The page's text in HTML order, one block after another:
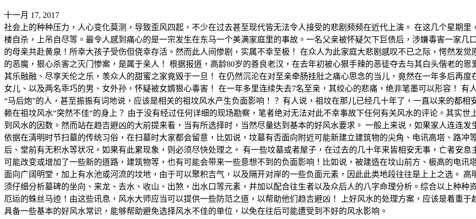
十一月 17, 2017
社会上的种种压力，人心变化莫测，导致歪风四起，不少在过去甚至现代皆无法令人接受的悲剧频频在近代上演。 在这几个星期
楼自杀，上吊自尽等。最令人感到痛心的是一宗发生在东马一个美满家庭里的事故。一名父亲被怀疑欠下巨债后，涉嫌毒害一家几
的母亲共赴黄泉！所幸大孩子受伤但侥幸存活。然而此人间惨剧，实属不幸至极！ 在众人为此家庭大悲剧感叹不已之际，愕然发
的恶魔，狠心杀害之灭门惨案，是属于亲人！ 根据报道，高龄80岁的善良老汉，在去年初被心狠手辣的恶徒夺去与其白头偕老的
其乐融融、尽享天伦之乐，羡众人的甜蜜之家竟毁于一旦！ 在仍然沉沦在对至亲牵肠挂肚之痛心思念的当儿，竟然在一年多后再
女儿、以及两名乖巧的男、女外孙，怀疑被女婿狠心毒害！ 在一年多里连续失去7名至亲，其绞心的悲痛，绝非笔墨可以形容！
“马后炮”的人，甚至振振有词地说，应该是相关的祖坟风水产生负面影响！？ 有人说，祖坟在那儿已经几十年了，一直以来的都
赖在祖坟风水“突然不佳“的身上？ 由于没有经过任何详细的现场勘察，笔者绝对无法对此不幸事故下任何有关风水的评论。其实
到风水的因数。然而站在趋吉避凶的大前提来看，当有所选择时，当然尽量达到基本的好风水要求。 一般上来说，如果家人连连
依据在清明时节扫墓的传统习俗，在扫墓时大家都会留意，比如说，坟墓有否面向附近可能新建立建筑物的尖角、电讯高塔、路冲
后、堂前有无积水等状况。如果有此累现象，则必须尽快处理之。 有一些坟墓或者屋子，在过去的几十年来皆相安无事，亡者安息
可能改变或增加了一些新的道路，建筑物等，也有可能会带来一些意想不到的负面影响！比如说，被建造在坟山前方、极高的电讯
面向广阔明堂，加上有水池或河流的坟地，由于可以聚积吉气，以及隔开对岸的一些负面元素，因此此类地段往往是上上之选。
须仔细分析墓碑的坐向、来龙、去水、收山、出煞，出水口等元素，并加以配合往生者以及众后人的八字命理分析。综合以上种
厄运的蛛丝马迹！由这些讯息，风水大师应当可以提供一些防范之道，以帮助他们趋吉避凶！ 上好风水的处理方案，应该是着重
具备一些基本的好风水常识，能够帮助避免选择风水不佳的单位，以免在往后可能遭受到不好的风水影响。